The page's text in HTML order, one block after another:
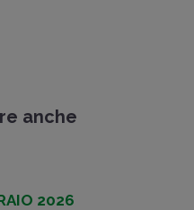
anche
2026